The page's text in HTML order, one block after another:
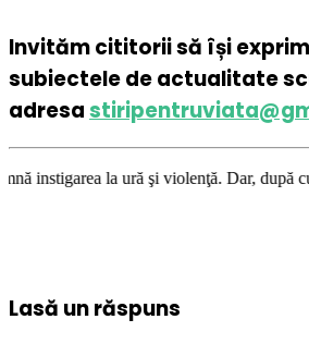
Invităm cititorii să își
subiectele de actualitate
adresa
şi violenţă. Dar, după cum confirmă şi
Lasă un răspuns